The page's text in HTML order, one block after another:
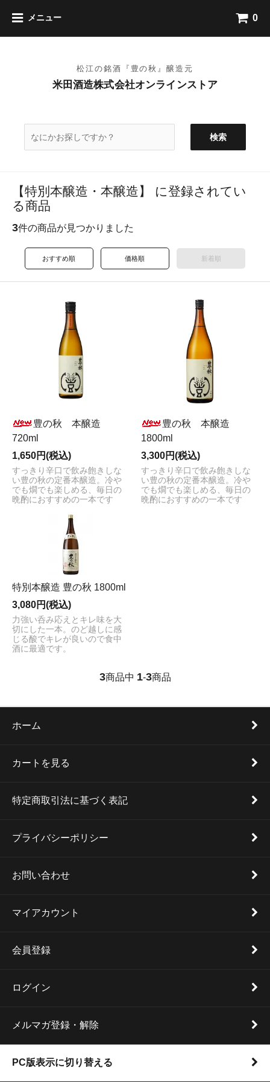
メニュー 0
検索
【特別本醸造・本醸造】 に登録されてい
る商品
3件の商品が見つかりました
おすすめ順 価格順 新着順
豊の秋 本醸造
720ml
1,650円(税込)
すっきり辛口で飲み飽きしな
い豊の秋の定番本醸造。冷や
でも燗でも楽しめる、毎日の
晩酌におすすめの一本です
豊の秋 本醸造
1800ml
3,300円(税込)
すっきり辛口で飲み飽きしな
い豊の秋の定番本醸造。冷や
でも燗でも楽しめる、毎日の
晩酌におすすめの一本です
特別本醸造 豊の秋 1800ml
3,080円(税込)
力強い呑み応えとキレ味を大
切にした一本。のど越しに感
じる酸でキレが良いので食中
酒に最適です。
3商品中 1-3商品
ホーム
カートを見る
特定商取引法に基づく表記
プライバシーポリシー
お問い合わせ
マイアカウント
会員登録
ログイン
メルマガ登録・解除
PC版表示に切り替える